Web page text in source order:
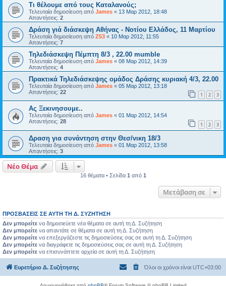
Τι θέλουμε από τους Καταλανούς;
Τελευταία δημοσίευση από James « 13 Μαρ 2012, 18:48
Απαντήσεις: 2
Δράση γιά διάσκεψη Αθήνας - Νοτίου Ελλάδος, 11 Μαρτίου
Τελευταία δημοσίευση από Z53 « 10 Μαρ 2012, 11:55
Απαντήσεις: 7
Τηλεδιάσκεψη Πέμπτη 8/3 , 22.00 mumble
Τελευταία δημοσίευση από James « 08 Μαρ 2012, 14:39
Απαντήσεις: 4
Πρακτικά Τηλεδιάσκεψης ομάδος Δράσης κυριακή 4/3, 22.00
Τελευταία δημοσίευση από James « 05 Μαρ 2012, 13:18
Απαντήσεις: 22 1 2 3
Ας Ξεκινησουμε..
Τελευταία δημοσίευση από James « 01 Μαρ 2012, 14:54
Απαντήσεις: 28 1 2 3
Δραση για συνάντηση στην Θεσ/νικη 18/3
Τελευταία δημοσίευση από James « 01 Μαρ 2012, 13:58
Απαντήσεις: 3
Νέο Θέμα
16 θέματα • Σελίδα 1 από 1
Μετάβαση σε
ΠΡΟΣΒΆΣΕΙΣ ΣΕ ΑΥΤΉ ΤΗ Δ. ΣΥΖΉΤΗΣΗ
Δεν μπορείτε να δημοσιεύετε νέα θέματα σε αυτή τη Δ. Συζήτηση
Δεν μπορείτε να απαντάτε σε θέματα σε αυτή τη Δ. Συζήτηση
Δεν μπορείτε να επεξεργάζεστε τις δημοσιεύσεις σας σε αυτή τη Δ. Συζήτηση
Δεν μπορείτε να διαγράφετε τις δημοσιεύσεις σας σε αυτή τη Δ. Συζήτηση
Δεν μπορείτε να επισυνάπτετε αρχεία σε αυτή τη Δ. Συζήτηση
Ευρετήριο Δ. Συζήτησης Όλοι οι χρόνοι είναι UTC+03:00